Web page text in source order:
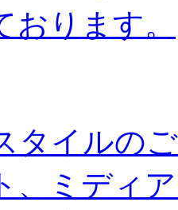
おります。
タイルの
、ミディ